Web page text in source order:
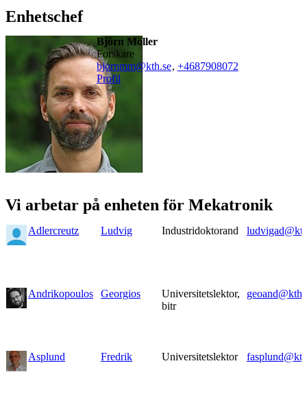
Enhetschef
Björn Möller
forskare
bjornmm@kth.se, +4687908072
Profil
Vi arbetar på enheten för Mekatronik
Adlercreutz Ludvig Industridoktorand
Andrikopoulos Georgios
Universitetslektor,
bitr
Asplund Fredrik Universitetslektor